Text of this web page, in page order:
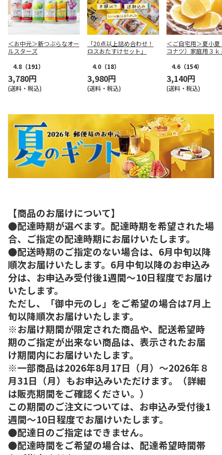
＜お中元＞新つぶらなオー
ルスターズ
4.8 （191）
3,780円
(送料・税込)
「20点以上詰め合わせ！
ロスおたすけセット」
4.0 （18）
3,980円
(送料・税込)
＜ご自宅用＞夏小夏
コナツ）家庭用３ｋ
4.6 （154）
3,140円
(送料・税込)
【商品のお届けについて】
●配達時期が選べます。配達時期を希望された場
合、ご指定の配達時期にお届けいたします。
●配送時期のご指定のない場合は、6月中旬以降
順次お届けいたします。6月中旬以降のお申込み
分は、お申込み受付後1週間～10日程度でお届け
いたします。
ただし、「御中元のし」をご希望の場合は7月上
旬以降順次お届けいたします。
※お届け期間が限定された商品や、配送希望時
期のご指定が出来ない商品は、表示されたお届
け期間内にお届けいたします。
※一部商品は2026年8月17日（月）～2026年８
月31日（月）もお申込みいただけます。（詳細
は販売期間をご確認ください。）
この期間のご注文については、お申込み受付後1
週間～10日程度でお届けいたします。
●配達日のご指定はできません。
●配達時間をご希望の場合は、配達希望時間帯